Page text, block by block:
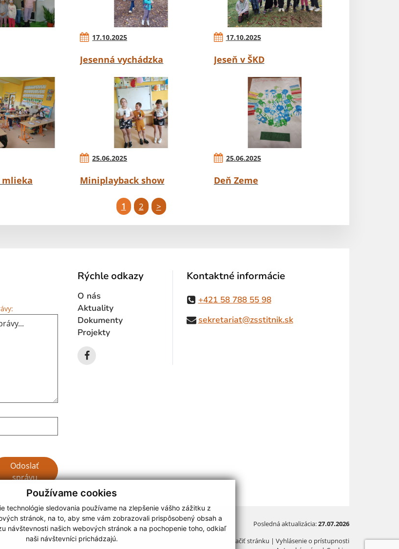
Používame cookies
technológie sledovania používame na zlepšenie vášho zážitku z
stránok, na to, aby sme vám zobrazovali prispôsobený obsah a
návštevnosti našich webových stránok a na pochopenie toho, odkiaľ
naši návštevníci prichádzajú.
17.10.2025
Jesenná vychádzka
17.10.2025
Jeseň v ŠKD
mlieka
25.06.2025
Miniplayback show
25.06.2025
Deň Zeme
1 2 >
Text vašej správy...
reCaptcha Response
Odoslať
správu
Rýchle odkazy
O nás
Aktuality
Dokumenty
Projekty
Kontaktné informácie
+421 58 788 55 98
sekretariat@zsstitnik.sk
Posledná aktualizácia:27.07.2026
Vytlačiť stránku | Vyhlásenie o prístupnosti
webdesign |